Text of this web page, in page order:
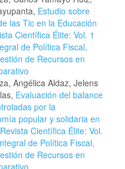
Estudio sobre
las Tic en la Educación
Científica Élite: Vol. 1
de Política Fiscal,
de Recursos en
Angélica Aldaz, Jelens
Evaluación del balance
por la
popular y solidaria en
Revista Científica Élite: Vol.
de Política Fiscal,
de Recursos en